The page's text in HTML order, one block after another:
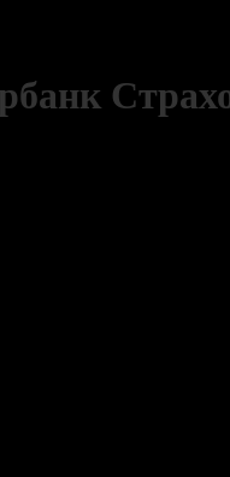
зарабатывать на